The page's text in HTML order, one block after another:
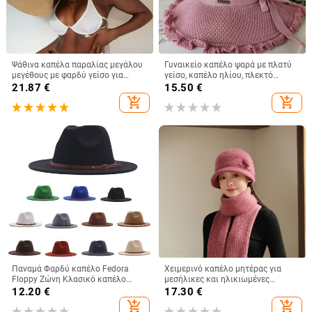
Ψάθινα καπέλα παραλίας μεγάλου
μεγέθους με φαρδύ γείσο για
γυναίκες Με μεγάλη προστασία
από την υπεριώδη ακτινοβολία,
πτυσσόμενο καλοκαιρινό καπέλο
21.87 €
add_shopping_cart
Γυναικείο καπέλο ψαρά με πλατύ
γείσο, καπέλο ηλίου, πλεκτό
καπέλο ηλίου, καπέλο διακοπών
στην παραλία, καπέλο ηλίου με
πλατύ γείσο
15.50 €
add_shopping_cart
Παναμά Φαρδύ καπέλο Fedora
Floppy Ζώνη Κλασικό καπέλο
μάλλινη πόρπη Γυναικεία καπέλα
12.20 €
add_shopping_cart
Χειμερινό καπέλο μητέρας για
μεσήλικες και ηλικιωμένες
γυναίκες, πλεκτό από γούνα
κουνελιού, ανθεκτικό στο κρύο,
17.30 €
add_shopping_cart